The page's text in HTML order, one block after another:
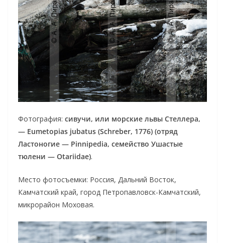
Фотография: сивучи, или морские львы Стеллера,
— Eumetopias jubatus (Schreber, 1776) (отряд
Ластоногие — Pinnipedia, семейство Ушастые
тюлени — Otariidae).
Место фотосъемки: Россия, Дальний Восток,
Камчатский край, город Петропавловск-Камчатский,
микрорайон Моховая.